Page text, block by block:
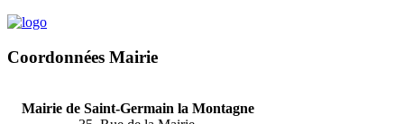
Coordonnées Mairie
Mairie de Saint-Germain la Montagne